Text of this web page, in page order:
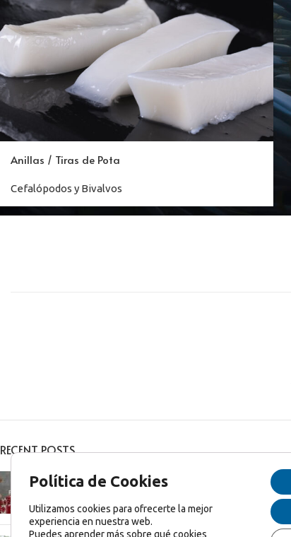
Anillas / Tiras de Pota
Cefalópodos y Bivalvos
RECENT POSTS
Feliz Navidad y Feliz 2025!
Política de Cookies
Utilizamos cookies para ofrecerte la mejor
experiencia en nuestra web.
Puedes aprender más sobre qué cookies